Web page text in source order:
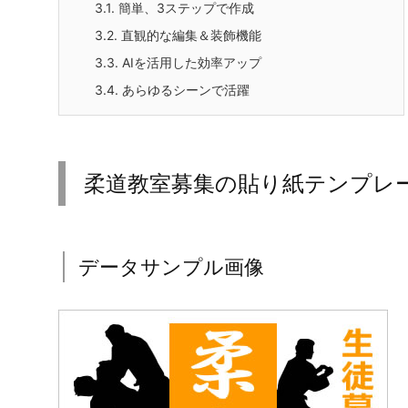
3.1. 簡単、3ステップで作成
3.2. 直観的な編集＆装飾機能
3.3. AIを活用した効率アップ
3.4. あらゆるシーンで活躍
柔道教室募集の貼り紙テンプレ
データサンプル画像